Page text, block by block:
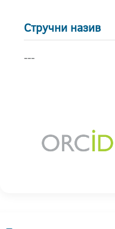
Стручни назив
---